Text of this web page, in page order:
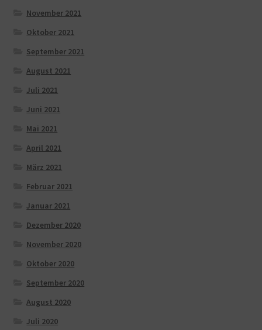
November 2021
Oktober 2021
September 2021
August 2021
Juli 2021
Juni 2021
Mai 2021
April 2021
März 2021
Februar 2021
Januar 2021
Dezember 2020
November 2020
Oktober 2020
September 2020
August 2020
Juli 2020